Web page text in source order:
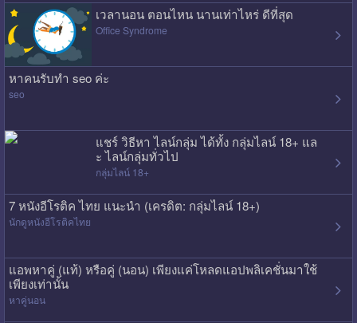
เวลานอน ตอนไหน นานเท่าไหร่ ดีที่สุด
Office Syndrome
หาคนรับทำ seo ค่ะ
seo
แชร์ วิธีหา ไลน์กลุ่ม ได้ทั้ง กลุ่มไลน์ 18+ แล
ะ ไลน์กลุ่มทั่วไป
กลุ่มไลน์ 18+
7 หนังอีโรติค ไทย แนะนำ (เครดิต: กลุ่มไลน์ 18+)
นักดูหนังอีโรติคไทย
แอพหาคู่ (แท้) หรือคู่ (นอน) เพียงแค่โหลดแอปพลิเคชั่นมาใช้
เพียงเท่านั้น
หาคู่นอน